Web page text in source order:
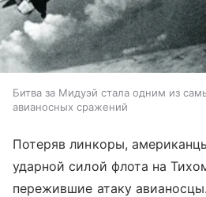
Битва за Мидуэй стала одним из
авианосных сражений
Потеряв линкоры,
ударной силой флота на
пережившие атаку